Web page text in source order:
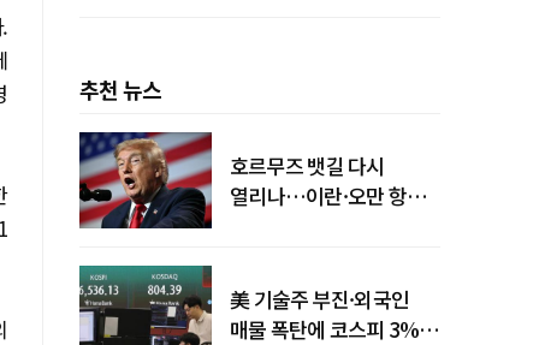
추천 뉴스
호르무즈 뱃길 다시
열리나…이란·오만 항로
美 기술주 부진·외국인
매물 폭탄에 코스피 3%대